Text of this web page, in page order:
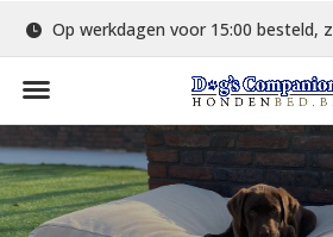
Op werkdagen voor 15:00 besteld, zelfde dag verstuurd